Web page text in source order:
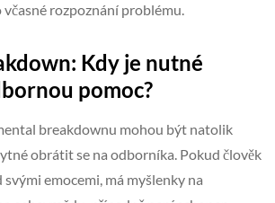
včasné rozpoznání problému.
Kdy je nutné
pomoc?
breakdownu mohou být natolik
obrátit se na odborníka. Pokud člověk
emocemi, má myšlenky na